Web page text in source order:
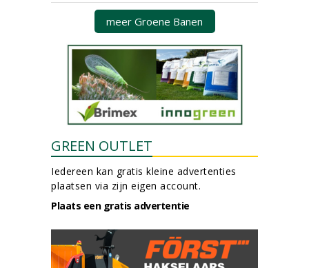
meer Groene Banen
GREEN OUTLET
Iedereen kan gratis kleine advertenties
plaatsen via zijn eigen account.
Plaats een gratis advertentie